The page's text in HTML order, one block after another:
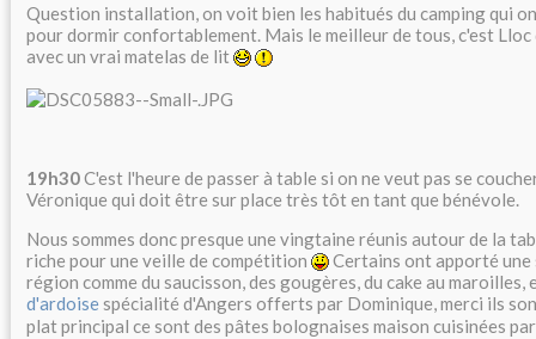
Question installation, on voit bien les habitués du camping qui
pour dormir confortablement. Mais le meilleur de tous, c'est
avec un vrai matelas de lit
19h30C'est l'heure de passer à table si on ne veut pas se
Véronique qui doit être sur place très tôt en tant que bénévole.
Nous sommes donc presque une vingtaine réunis autour de la
riche pour une veille de compétition
Certains ont apporté
région comme du saucisson, des gougères, du cake au maroilles,
d'ardoisespécialité d'Angers offerts par Dominique, merci ils
plat principal ce sont des pâtes bolognaises maison cuisinées